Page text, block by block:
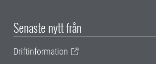
Senaste nytt från
Driftinformation